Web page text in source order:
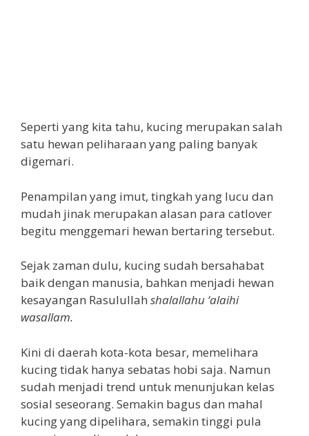
Seperti yang kita tahu, kucing merupakan salah
satu hewan peliharaan yang paling banyak
digemari.
Penampilan yang imut, tingkah yang lucu dan
mudah jinak merupakan alasan para catlover
begitu menggemari hewan bertaring tersebut.
Sejak zaman dulu, kucing sudah bersahabat
baik dengan manusia, bahkan menjadi hewan
kesayangan Rasulullah shalallahu ‘alaihi
wasallam.
Kini di daerah kota-kota besar, memelihara
kucing tidak hanya sebatas hobi saja. Namun
sudah menjadi trend untuk menunjukan kelas
sosial seseorang. Semakin bagus dan mahal
kucing yang dipelihara, semakin tinggi pula